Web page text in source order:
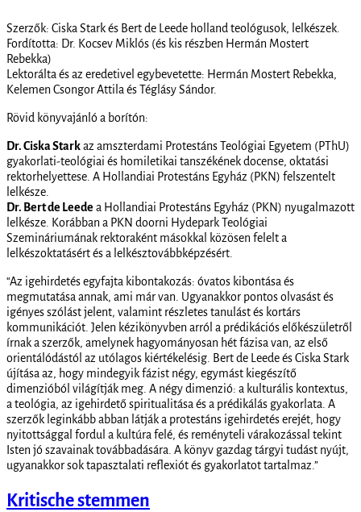
Szerzők: Ciska Stark és Bert de Leede holland teológusok, lelkészek.
Fordította: Dr. Kocsev Miklós (és kis részben Hermán Mostert
Rebekka)
Lektorálta és az eredetivel egybevetette: Hermán Mostert Rebekka,
Kelemen Csongor Attila és Téglásy Sándor.
Rövid könyvajánló a borítón:
Dr. Ciska Starkaz amszterdami Protestáns Teológiai Egyetem (PThU)
gyakorlati-teológiai és homiletikai tanszékének docense, oktatási
rektorhelyettese. A Hollandiai Protestáns Egyház (PKN) felszentelt
lelkésze.
Dr. Bert de Leede a Hollandiai Protestáns Egyház (PKN) nyugalmazott
lelkésze. Korábban a PKN doorni Hydepark Teológiai
Szemináriumának rektoraként másokkal közösen felelt a
lelkészoktatásért és a lelkésztovábbképzésért.
“Az igehirdetés egyfajta kibontakozás: óvatos kibontása és
megmutatása annak, ami már van. Ugyanakkor pontos olvasást és
igényes szólást jelent, valamint részletes tanulást és kortárs
kommunikációt. Jelen kézikönyvben arról a prédikációs előkészületről
írnak a szerzők, amelynek hagyományosan hét fázisa van, az első
orientálódástól az utólagos kiértékelésig. Bert de Leede és Ciska Stark
újítása az, hogy mindegyik fázist négy, egymást kiegészítő
dimenzióból világítják meg. A négy dimenzió: a kulturális kontextus,
a teológia, az igehirdető spiritualitása és a prédikálás gyakorlata. A
szerzők leginkább abban látják a protestáns igehirdetés erejét, hogy
nyitottsággal fordul a kultúra felé, és reményteli várakozással tekint
Isten jó szavainak továbbadására. A könyv gazdag tárgyi tudást nyújt,
ugyanakkor sok tapasztalati reflexiót és gyakorlatot tartalmaz.”
Kritische stemmen